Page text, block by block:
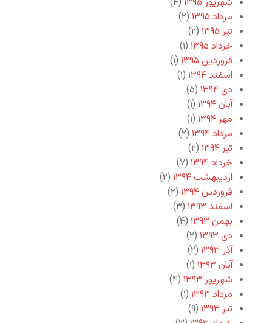
مرداد ۱۳۹۵
(۲)
تیر ۱۳۹۵
(۲)
خرداد ۱۳۹۵
(۱)
فروردین ۱۳۹۵
(۱)
اسفند ۱۳۹۴
(۱)
دی ۱۳۹۴
(۵)
آبان ۱۳۹۴
(۱)
مهر ۱۳۹۴
(۱)
مرداد ۱۳۹۴
(۲)
تیر ۱۳۹۴
(۲)
خرداد ۱۳۹۴
(۷)
اردیبهشت ۱۳۹۴
(۲)
فروردین ۱۳۹۴
(۲)
اسفند ۱۳۹۳
(۳)
بهمن ۱۳۹۳
(۴)
دی ۱۳۹۳
(۲)
آذر ۱۳۹۳
(۲)
آبان ۱۳۹۳
(۱)
شهریور ۱۳۹۳
(۴)
مرداد ۱۳۹۳
(۱)
تیر ۱۳۹۳
(۹)